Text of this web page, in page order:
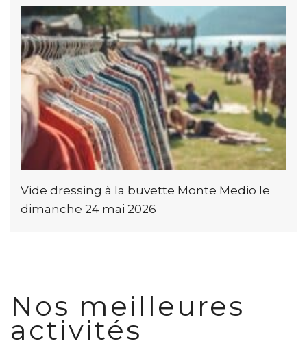
Vide dressing à la buvette Monte Medio le
dimanche 24 mai 2026
Nos meilleures
activités